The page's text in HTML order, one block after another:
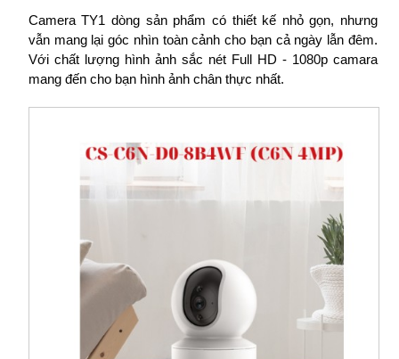
Camera TY1 dòng sản phẩm có thiết kế nhỏ gọn, nhưng
vẫn mang lại góc nhìn toàn cảnh cho bạn cả ngày lẫn đêm.
Với chất lượng hình ảnh sắc nét Full HD - 1080p camara
mang đến cho bạn hình ảnh chân thực nhất.